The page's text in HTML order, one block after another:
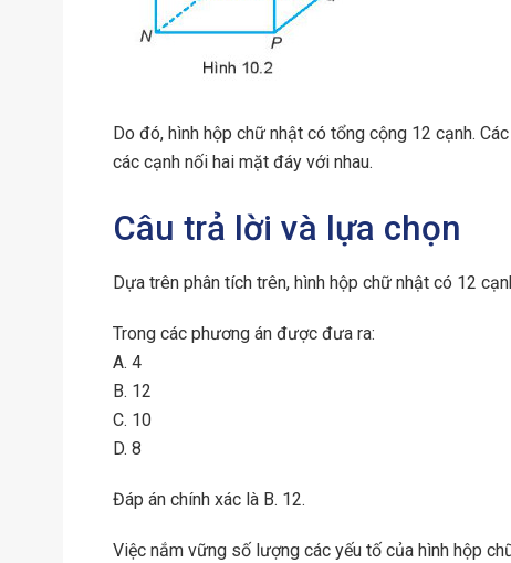
Do đó, hình hộp chữ nhật có tổng cộng 12 cạnh.
các cạnh nối hai mặt đáy với nhau.
Câu trả lời và lựa chọn
Dựa trên phân tích trên, hình hộp chữ nhật có 12
Trong các phương án được đưa ra:
A. 4
B. 12
C. 10
D. 8
Đáp án chính xác là B. 12.
Việc nắm vững số lượng các yếu tố của hình hộp